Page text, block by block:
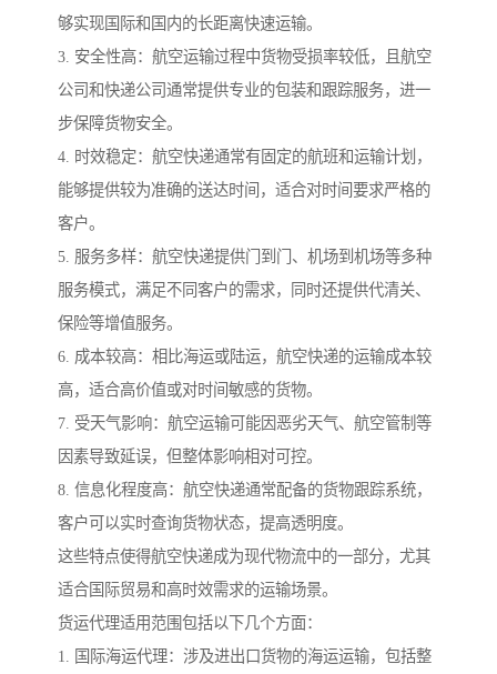
够实现国际和国内的长距离快速运输。
3. 安全性高：航空运输过程中货物受损率较低，且航空
公司和快递公司通常提供专业的包装和跟踪服务，进一
步保障货物安全。
4. 时效稳定：航空快递通常有固定的航班和运输计划，
能够提供较为准确的送达时间，适合对时间要求严格的
客户。
5. 服务多样：航空快递提供门到门、机场到机场等多种
服务模式，满足不同客户的需求，同时还提供代清关、
保险等增值服务。
6. 成本较高：相比海运或陆运，航空快递的运输成本较
高，适合高价值或对时间敏感的货物。
7. 受天气影响：航空运输可能因恶劣天气、航空管制等
因素导致延误，但整体影响相对可控。
8. 信息化程度高：航空快递通常配备的货物跟踪系统，
客户可以实时查询货物状态，提高透明度。
这些特点使得航空快递成为现代物流中的一部分，尤其
适合国际贸易和高时效需求的运输场景。
货运代理适用范围包括以下几个方面：
1. 国际海运代理：涉及进出口货物的海运运输，包括整